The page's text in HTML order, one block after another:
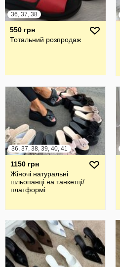
36, 37, 38
550 грн
Тотальний розпродаж
36, 37, 38, 39, 40, 41
1150 грн
Жіночі натуральні
шльопанці на танкетці/
платформі